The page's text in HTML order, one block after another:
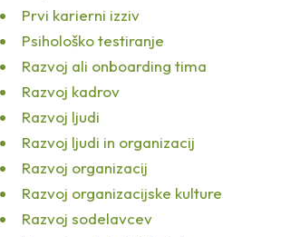
Prvi karierni izziv
Psihološko testiranje
Razvoj ali onboarding tima
Razvoj kadrov
Razvoj ljudi
Razvoj ljudi in organizacij
Razvoj organizacij
Razvoj organizacijske kulture
Razvoj sodelavcev